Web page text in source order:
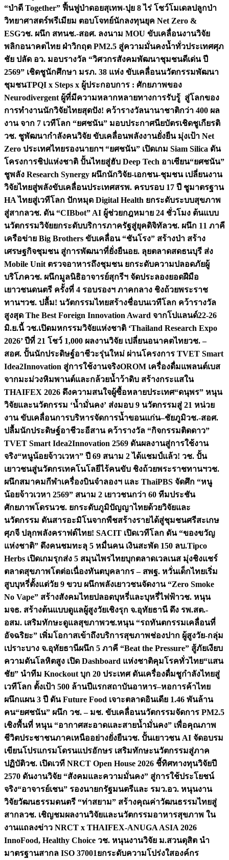
“ป่าดี Together” ฟื้นฟูป่าดอยสุเทพ-ปุย 8 ไร่ โชว์โมเดลปลูกป่า
วิทยาศาสตร์พรีเมียม ตอบโจทย์นักลงทุนยุค Net Zero &
ESGวช. ผนึก สทนช.-สอศ. ลงนาม MOU ขับเคลื่อนงานวิจัย
พลิกอนาคตไทย ฝ่าวิกฤต PM2.5 สู่ความมั่นคงน้ำทั่วประเทศศุภ
ชัย ปลัด อว. มอบรางวัล “วิศวกรสังคมพัฒนาชุมชนดีเด่น ปี
2569” เชิดชูนักศึกษา มรภ. 38 แห่ง ขับเคลื่อนนวัตกรรมพัฒนา
ชุมชนTPQI x Steps x ผู้ประกอบการ : ศักยภาพของ
Neurodivergent ผู้ที่มีความหลากหลายทางการรับรู้ สู่โลกของ
การทำงานนักวิจัยไทยสุดปัง! คว้ารางวัลนานาชาติกว่า 400 ผล
งาน จาก 7 เวทีโลก “ยศชนัน” มอบประกาศนียบัตรเชิดชูเกียรติ
วช. ชูพัฒนากำลังคนวิจัย ขับเคลื่อนพลังงานยั่งยืน มุ่งเป้า Net
Zero ประเทศไทยรองนายกฯ “ยศชนัน” เปิดเกม Siam Silica ดัน
โครงการชิปแห่งชาติ ปั้นไทยสู่ฮับ Deep Tech อาเซียน“ยศชนัน”
ชูพลัง Research Synergy ผนึกนักวิจัย-เอกชน-ชุมชน เปลี่ยนงาน
วิจัยไทยสู่พลังขับเคลื่อนประเทศสรพ. ครบรอบ 17 ปี ชูมาตรฐาน
HA ไทยสู่เวทีโลก ปักหมุด Digital Health ยกระดับระบบสุขภาพ
สู่สากลวช. ดัน “CIBbot” AI ผู้ช่วยกฎหมาย 24 ชั่วโมง ต้นแบบ
นวัตกรรมวิจัยยกระดับบริการภาครัฐสู่ยุคดิจิทัลวช. ผนึก 11 ภาคี
เครือข่าย Big Brothers ขับเคลื่อน “ชันโรง” สร้างป่า สร้าง
เศรษฐกิจชุมชน สู่การพัฒนาที่ยั่งยืนอย. ลุยตลาดสดธนบุรี ส่ง
Mobile Unit ตรวจอาหารถึงชุมชน ยกระดับความปลอดภัยผู้
บริโภควช. ผนึกมูลนิธิอาจารย์สุกรีฯ จัดประลองยอดฝีมือ
เยาวชนดนตรี ครั้งที่ 4 รอบรองฯ ภาคกลาง ชิงถ้วยพระราช
ทานฯวช. ปลื้ม! นวัตกรรมไทยสร้างชื่อบนเวทีโลก คว้ารางวัล
สูงสุด The Best Foreign Innovation Award จากโปแลนด์22-26
มิ.ย.นี้ วช.เปิดมหกรรมวิจัยแห่งชาติ ‘Thailand Research Expo
2026’ ปีที่ 21 โชว์ 1,000 ผลงานวิจัย เปลี่ยนอนาคตไทยวช. –
สอศ. ปั้นนักประดิษฐ์อาชีวะรุ่นใหม่ ผ่านโครงการ TVET Smart
Idea2Innovation สู่การใช้งานจริงOROM เครื่องดื่มแพลนต์เบส
จากมะม่วงหิมพานต์และกล้วยน้ำว้าดิบ สร้างกระแสใน
THAIFEX 2026 ดึงความสนใจผู้ซื้อหลายประเทศ“ดนุพร” หนุน
วิจัยและนวัตกรรม ‘น้ำมั่นคง’ ส่งมอบ 9 นวัตกรรมสู่ 21 หน่วย
งาน ขับเคลื่อนการบริหารจัดการน้ำขอนแก่น–ชัยภูมิวช.-สอศ.
ปลื้มนักประดิษฐ์อาชีวะอีสาน คว้ารางวัล “กิจกรรมติดดาว”
TVET Smart Idea2Innovation 2569 ดันผลงานสู่การใช้งาน
จริง“หนูน้อยจ้าวเวหา” ปี 69 สนาม 2 ได้แชมป์แล้ว! วช. ปั้น
เยาวชนสู่นวัตกรเทคโนโลยีไร้คนขับ ชิงถ้วยพระราชทานฯวช.
ผนึกสมาคมกีฬาเครื่องบินจำลองฯ และ ThaiPBS จัดศึก “หนู
น้อยจ้าวเวหา 2569” สนาม 2 เยาวชนกว่า 60 ทีมประชัน
ศักยภาพโดรนวช. ยกระดับภูมิปัญญาไทยด้วยวิจัยและ
นวัตกรรม ดันสารอะมิโนจากพืชสร้างรายได้สู่ชุมชนศรีสะเกษ
ศุภจี ปลุกพลังคราฟต์ไทย! SACIT เปิดเวทีโลก ดัน “ของขวัญ
แห่งชาติ” ดึงคนชมทะลุ 5 หมื่นคน เงินสะพัด 150 ลบ.Tipco
Herbs เปิดเกมรุกส่ง 5 สมุนไพรไทยบุกตลาดเวลเนส มุ่งชิงแชร์
ตลาดสุขภาพโตต่อเนื่องทันตบุคลากร – สพฐ. หวั่นเด็กไทยเริ่ม
สูบบุหรี่ตั้งแต่วัย 9 ขวบ ผนึกพลังเยาวชนจัดงาน “Zero Smoke
No Vape” สร้างสังคมไทยปลอดบุหรี่และบุหรี่ไฟฟ้าวช. หนุน
มจธ. สร้างต้นแบบดูแลผู้สูงวัยเชิงรุก จ.อุทัยธานี ดึง รพ.สต.-
อสม. เสริมทักษะดูแลสุขภาพวช.หนุน “รถทันตกรรมเคลื่อนที่
อัจฉริยะ” เพิ่มโอกาสเข้าถึงบริการสุขภาพช่องปาก ผู้สูงวัย-กลุ่ม
เปราะบาง จ.อุทัยธานีผนึก 5 ภาคี “Beat the Pressure” สู้ภัยเงียบ
ความดันโลหิตสูง เปิด Dashboard แห่งชาติคุมโรคทั่วไทย“แสน
ชัย” นำทีม Knockout บุก 20 ประเทศ ดันเครื่องดื่มชูกำลังไทยสู่
เวทีโลก ตั้งเป้า 500 ล้านปีแรกสถาบันอาหาร–หอการค้าไทย
ผนึกแผน 3 ปี ดัน Future Food เจาะตลาดอินเดีย 1.46 พันล้าน
คน“ยศชนัน” ผนึก วช. – มช. ขับเคลื่อนนวัตกรรมจัดการ PM2.5
เชิงพื้นที่ หนุน “อากาศสะอาดและสายน้ำมั่นคง” เพื่อคุณภาพ
ชีวิตประชาชนภาคเหนืออย่างยั่งยืนวช. ปั้นเยาวชน AI จัดอบรม
เขียนโปรแกรมโดรนแปรอักษร เสริมทักษะนวัตกรรมสู่ภาค
ปฏิบัติวช. เปิดเวที NRCT Open House 2026 ชี้ทิศทางทุนวิจัยปี
2570 ดันงานวิจัย “สังคมและความมั่นคง” สู่การใช้ประโยชน์
จริง“อาจารย์เชน” รองนายกรัฐมนตรีและ รมว.อว. หนุนงาน
วิจัยวัฒนธรรมดนตรี “ท่าสยาม” สร้างคุณค่าวัฒนธรรมไทยสู่
สากลวช. เชิญชมผลงานวิจัยและนวัตกรรมอาหารสุขภาพ ใน
งานแถลงข่าว NRCT x THAIFEX-ANUGA ASIA 2026
InnoFood, Healthy Choice วช. หนุนงานวิจัย ม.สวนดุสิต นำ
มาตรฐานสากล ISO 37001ยกระดับความโปร่งใสองค์กร